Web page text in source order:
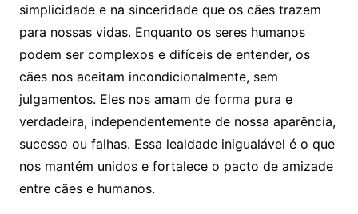
simplicidade e na sinceridade que os cães trazem
para nossas vidas. Enquanto os seres humanos
podem ser complexos e difíceis de entender, os
cães nos aceitam incondicionalmente, sem
julgamentos. Eles nos amam de forma pura e
verdadeira, independentemente de nossa aparência,
sucesso ou falhas. Essa lealdade inigualável é o que
nos mantém unidos e fortalece o pacto de amizade
entre cães e humanos.